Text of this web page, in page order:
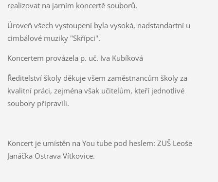
realizovat na jarním koncertě souborů.
Úroveň všech vystoupení byla vysoká, nadstandartní u
cimbálové muziky "Skřípci".
Koncertem provázela p. uč. Iva Kubíková
Ředitelství školy děkuje všem zaměstnancům školy za
kvalitní práci, zejména však učitelům, kteří jednotlivé
soubory připravili.
Koncert je umístěn na You tube pod heslem: ZUŠ Leoše
Janáčka Ostrava Vítkovice.